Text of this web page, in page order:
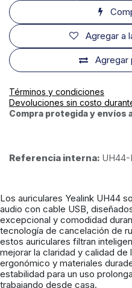
Agregar
Agregar a
Términos y condiciones
Devoluciones sin costo
Compra protegida y envíos
Referencia interna:
Los auriculares Yealink UH44
audio con cable USB,
excepcional y comodidad
tecnología de cancelación de
estos auriculares filtran
mejorar la claridad y calidad de
ergonómico y materiales
estabilidad para un uso
trabajando desde casa.